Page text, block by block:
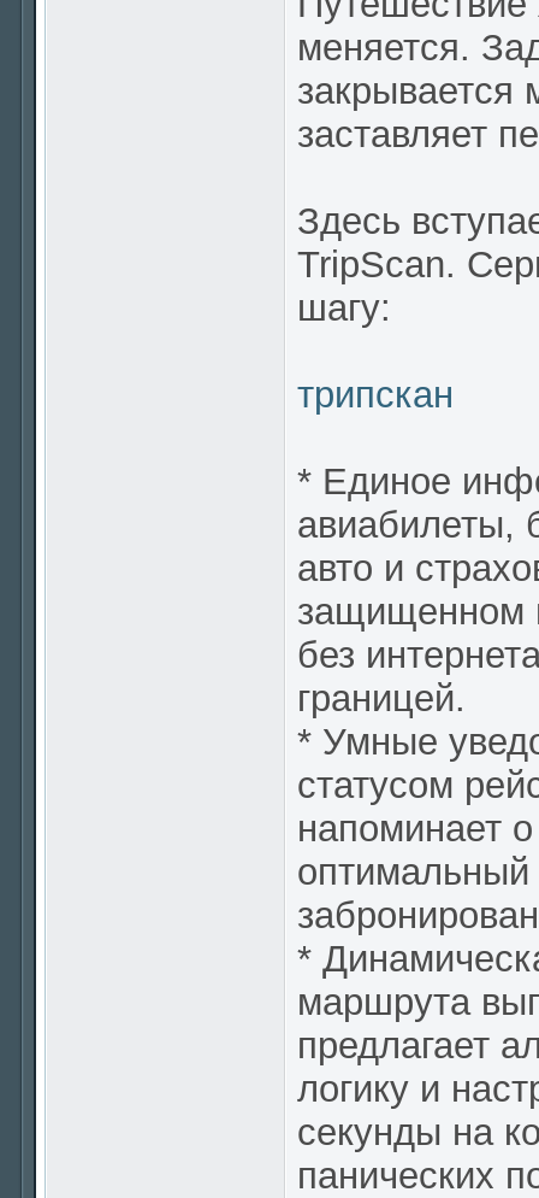
меняется.
закрывается
заставляет
Здесь
TripScan.
шагу:
трипскан
* Единое
авиабилеты,
авто и
защищенном
без
границей.
* Умные
статусом
напоминает
*
маршрута
предлагает
логику и
секунды на
панических